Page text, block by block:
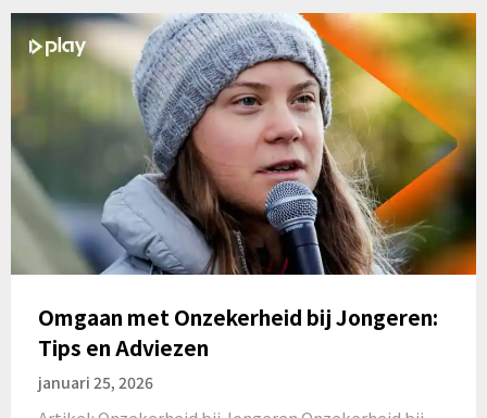
Omgaan met Onzekerheid bij Jongeren:
Tips en Adviezen
januari 25, 2026